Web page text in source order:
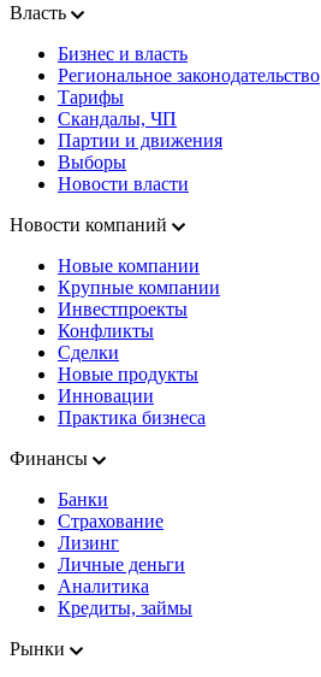
Власть
Бизнес и власть
Региональное законодательство
Тарифы
Скандалы, ЧП
Партии и движения
Выборы
Новости власти
Новости компаний
Новые компании
Крупные компании
Инвестпроекты
Конфликты
Сделки
Новые продукты
Инновации
Практика бизнеса
Финансы
Банки
Страхование
Лизинг
Личные деньги
Аналитика
Кредиты, займы
Рынки